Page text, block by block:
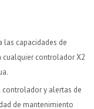
capacidades de
cualquier controlador X2
y alertas de
de mantenimiento
con Pago
Después.
cuotas que
el
contactanos
tarde.
con Pago
Después.
cuotas que
el
contactanos
tarde.